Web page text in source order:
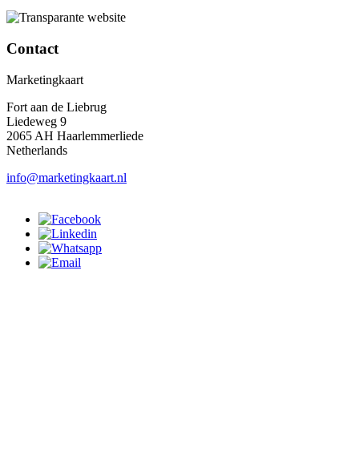
Contact
Marketingkaart
Fort aan de Liebrug
Liedeweg 9
2065 AH Haarlemmerliede
Netherlands
info@marketingkaart.nl